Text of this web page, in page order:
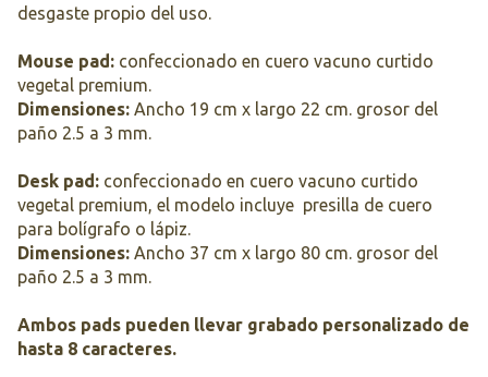
desgaste propio del uso.
Mouse pad: confeccionado en cuero vacuno curtido
vegetal premium.
Dimensiones: Ancho 19 cm x largo 22 cm. grosor del
paño 2.5 a 3 mm.
Desk pad: confeccionado en cuero vacuno curtido
vegetal premium, el modelo incluye presilla de cuero
para bolígrafo o lápiz.
Dimensiones: Ancho 37 cm x largo 80 cm. grosor del
paño 2.5 a 3 mm.
Ambos pads pueden llevar grabado personalizado de
hasta 8 caracteres.